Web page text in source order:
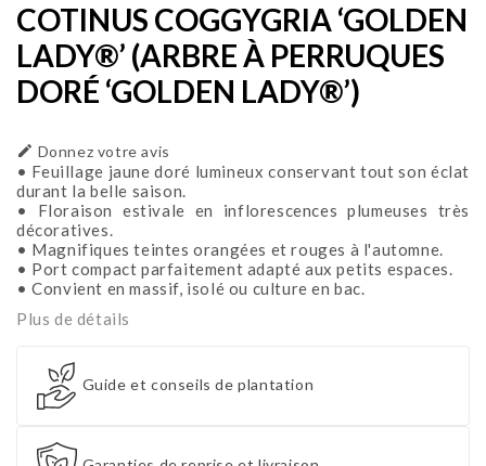
COTINUS COGGYGRIA ‘GOLDEN
LADY®’ (ARBRE À PERRUQUES
DORÉ ‘GOLDEN LADY®’)
 Donnez votre avis
• Feuillage jaune doré lumineux conservant tout son éclat
durant la belle saison.
• Floraison estivale en inflorescences plumeuses très
décoratives.
• Magnifiques teintes orangées et rouges à l'automne.
• Port compact parfaitement adapté aux petits espaces.
• Convient en massif, isolé ou culture en bac.
Plus de détails
Guide et conseils de plantation